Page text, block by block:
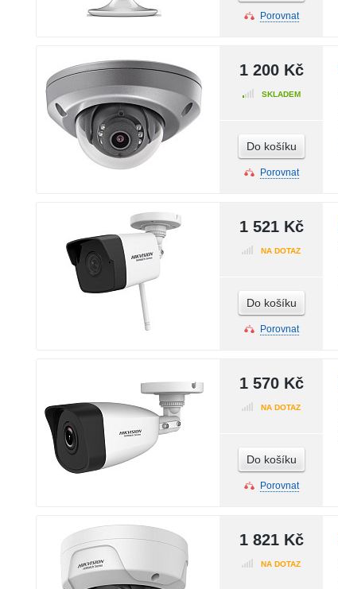
Porovnat
1 200 Kč
SKLADEM
Do košíku
Porovnat
1 521 Kč
NA DOTAZ
Do košíku
Porovnat
1 570 Kč
NA DOTAZ
Do košíku
Porovnat
1 821 Kč
NA DOTAZ